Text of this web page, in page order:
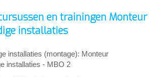
en trainingen Monteur
installaties
installaties (montage): Monteur
installaties - MBO 2